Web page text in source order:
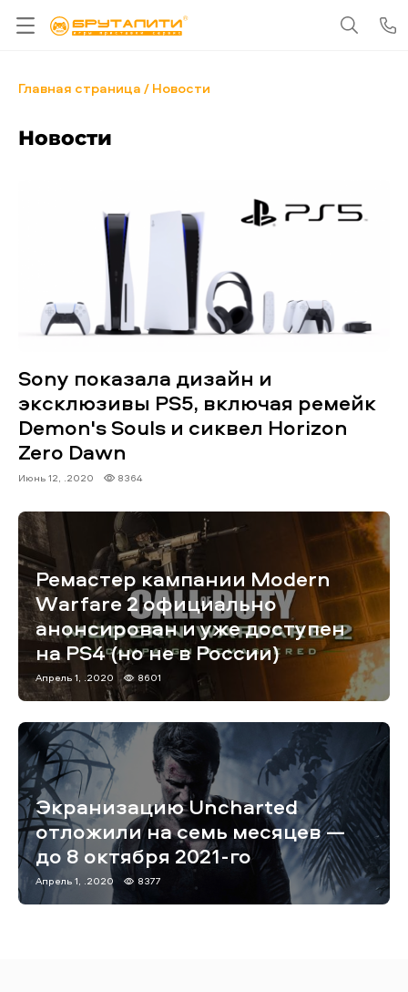
Главная страница Новости
Новости
Sony показала дизайн и
эксклюзивы PS5, включая ремейк
Demon's Souls и сиквел Horizon
Zero Dawn
Июнь 12, .2020 8364
Ремастер кампании Modern
Warfare 2 официально
анонсирован и уже доступен
на PS4 (но не в России)
Апрель 1, .2020 8601
Экранизацию Uncharted
отложили на семь месяцев —
до 8 октября 2021-го
Апрель 1, .2020 8377